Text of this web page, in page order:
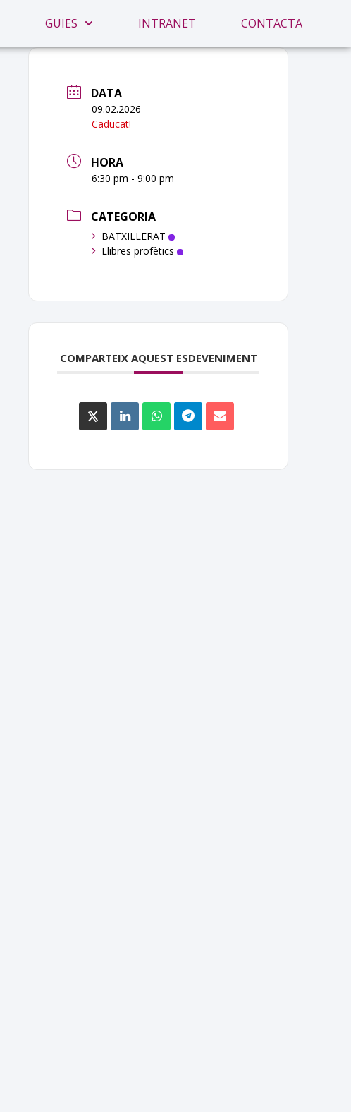
GUIES INTRANET CONTACTA
DATA
09.02.2026
Caducat!
HORA
6:30 pm - 9:00 pm
CATEGORIA
BATXILLERAT
Llibres profètics
COMPARTEIX AQUEST ESDEVENIMENT